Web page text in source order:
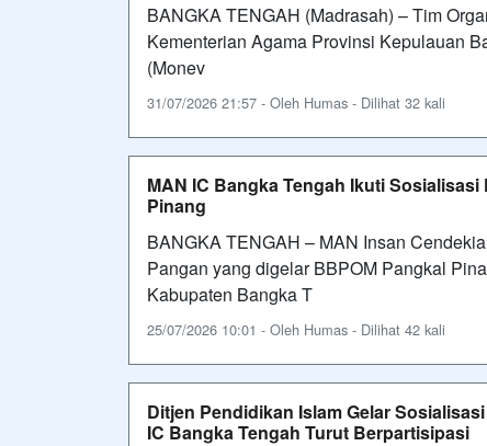
BANGKA TENGAH (Madrasah) – Tim
Kementerian Agama Provinsi Kepulauan
(Monev
31/07/2026 21:57 - Oleh Humas - Dilihat 32 kali
MAN IC Bangka Tengah Ikuti
Pinang
BANGKA TENGAH – MAN Insan
Pangan yang digelar BBPOM Pangkal
Kabupaten Bangka T
25/07/2026 10:01 - Oleh Humas - Dilihat 42 kali
Ditjen Pendidikan Islam Gelar
IC Bangka Tengah Turut Berpartisipasi